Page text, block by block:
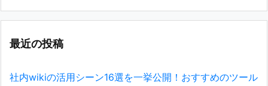
最近の投稿
社内wikiの活用シーン16選を一挙公開！おすすめのツール